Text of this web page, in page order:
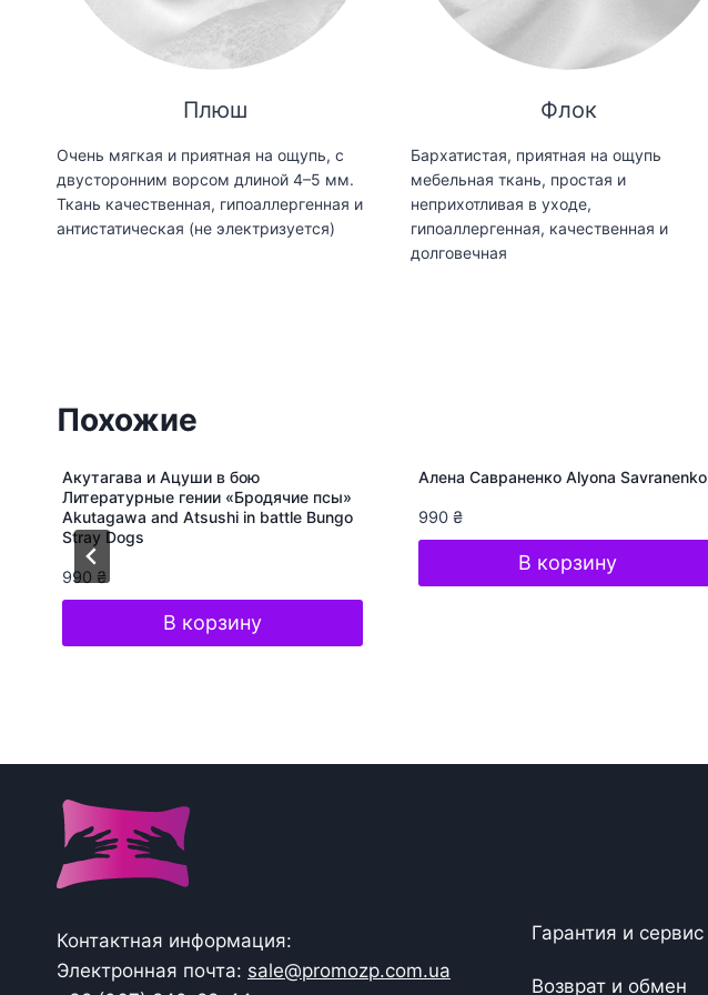
Плюш
Очень мягкая и приятная на ощупь, с
двусторонним ворсом длиной 4–5 мм.
Ткань качественная, гипоаллергенная и
антистатическая (не электризуется)
Флок
Бархатистая, приятная на ощупь
мебельная ткань, простая и
неприхотливая в уходе,
гипоаллергенная, качественная и
долговечная
Похожие
Акутагава и Ацуши в бою
Литературные гении «Бродячие псы»
Akutagawa and Atsushi in battle Bungo
Stray Dogs
990 ₴
В корзину
Алена Савраненко Alyona Savranenko
990 ₴
В корзину
Контактная информация:
Электронная почта: sale@promozp.com.ua
Гарантия и сервис
Возврат и обмен